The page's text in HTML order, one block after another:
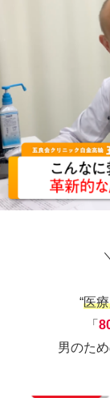
“医
「
男のた